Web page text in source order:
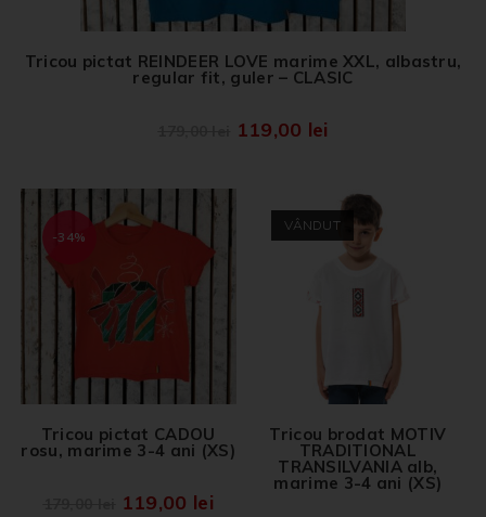
Tricou pictat REINDEER LOVE marime XXL, albastru,
regular fit, guler – CLASIC
119,00 lei
-34%
Tricou pictat CADOU
rosu, marime 3-4 ani (XS)
119,00 lei
VÂNDUT
Tricou brodat MOTIV
TRADITIONAL
TRANSILVANIA alb,
marime 3-4 ani (XS)